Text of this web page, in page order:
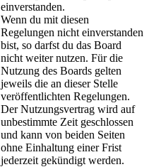
einverstanden.
Wenn du mit diesen
Regelungen nicht einverstanden
bist, so darfst du das Board
nicht weiter nutzen. Für die
Nutzung des Boards gelten
jeweils die an dieser Stelle
veröffentlichten Regelungen.
Der Nutzungsvertrag wird auf
unbestimmte Zeit geschlossen
und kann von beiden Seiten
ohne Einhaltung einer Frist
jederzeit gekündigt werden.